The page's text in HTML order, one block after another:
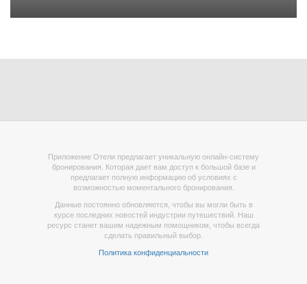
Приложение Отели предлагает уникальную онлайн-систему
бронирования. Которая дает вам доступ к большой базе и
предлагает полную информацию об условиях с
возможностью моментального бронирования.
Данные постоянно обновляются, чтобы вы могли быть в
курсе последних новостей индустрии путешествий. Наш
ресурс станет вашим надежным помощником, чтобы всегда
сделать правильный выбор.
Политика конфиденциальности